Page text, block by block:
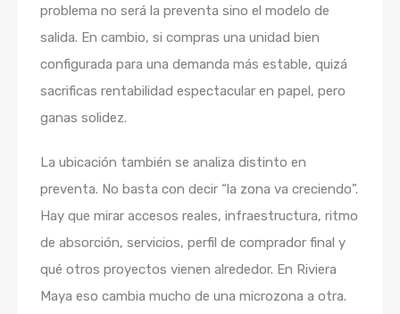
problema no será la preventa sino el modelo de
salida. En cambio, si compras una unidad bien
configurada para una demanda más estable, quizá
sacrificas rentabilidad espectacular en papel, pero
ganas solidez.
La ubicación también se analiza distinto en
preventa. No basta con decir “la zona va creciendo”.
Hay que mirar accesos reales, infraestructura, ritmo
de absorción, servicios, perfil de comprador final y
qué otros proyectos vienen alrededor. En Riviera
Maya eso cambia mucho de una microzona a otra.